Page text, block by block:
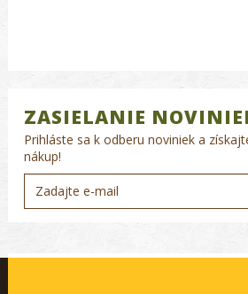
ZASIELANIE
Prihláste sa k odberu noviniek a
nákup!